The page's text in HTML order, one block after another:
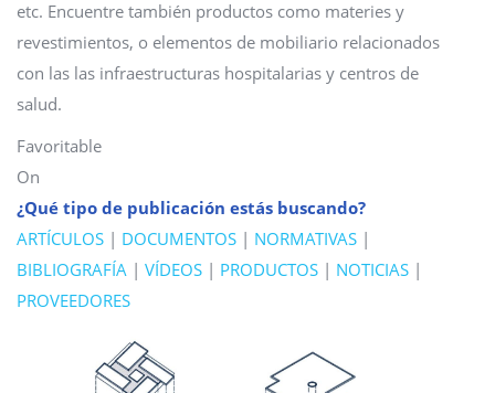
etc. Encuentre también productos como materies y
revestimientos, o elementos de mobiliario relacionados
con las las infraestructuras hospitalarias y centros de
salud.
Favoritable
On
¿Qué tipo de publicación estás buscando?
ARTÍCULOS | DOCUMENTOS | NORMATIVAS |
BIBLIOGRAFÍA | VÍDEOS | PRODUCTOS | NOTICIAS |
PROVEEDORES